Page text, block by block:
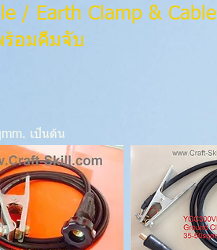
/ Earth Clamp & Cable
ร้อมคีมจับ
เป็นต้น